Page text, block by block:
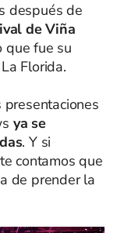
después de
de Viña
que fue su
Florida.
ya se
. Y si
contamos que
de prender la